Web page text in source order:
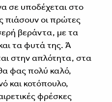
σε υποδέχεται στο
πιάσουν οι πρώτες
βεράντα, με τα
τα φυτά της. Ά
στην απλότητα, στα
φας πολύ καλό,
και κοτόπουλο,
φρέσκες